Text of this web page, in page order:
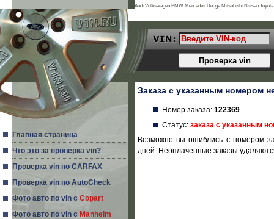
Главная страница
Что это за проверка vin?
Проверка vin по CARFAX
Проверка vin по AutoCheck
Фото авто по vin с Copart
Фото авто по vin с Manheim
Заказа с указанным номером
Номер заказа: 122369
Статус: заказа с указанным
Возможно вы ошиблись с номером
дней. Неоплаченные заказы
Audi Volkswagen BMW Mercedes Dodge Mitsubishi Nissan